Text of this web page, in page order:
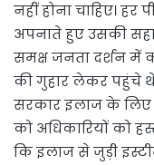
नहीं होना चाहिए।
अपनाते हुए उसकी
समक्ष जनता दर्शन में
की गुहार लेकर पहुंचे
सरकार इलाज के लिए
को अधिकारियों को
कि इलाज से जुड़ी